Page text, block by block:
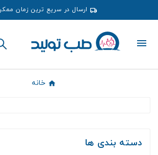
ارسال در سریع ترین زمان
خانه
دسته بندی ها